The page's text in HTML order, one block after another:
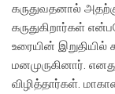
கருதுவதனால்
கருதுகிறார்கள்
உரையின்
மனமுருகினார்.
விழித்தார்கள்.